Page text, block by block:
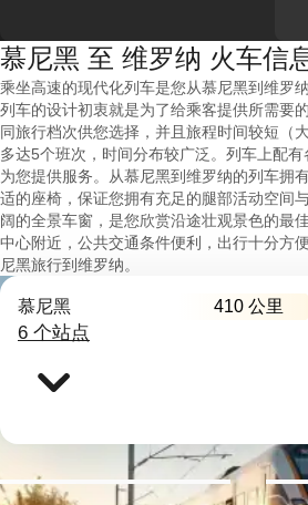
慕尼黑 至 维罗纳 火车信
乘坐高速的现代化列车是您从慕尼黑到维罗
列车的设计初衷就是为了给乘客提供所需要
同旅行档次供您选择，并且旅程时间较短（
多达5个班次，时间分布较广泛。列车上配
为您提供服务。从慕尼黑到维罗纳的列车拥
适的座椅，保证您拥有充足的腿部活动空间
阔的全景车窗，是您欣赏沿途壮观景色的最
中心附近，公共交通条件便利，出行十分方
尼黑旅行到维罗纳。
慕尼黑 410 公里
6 个站点